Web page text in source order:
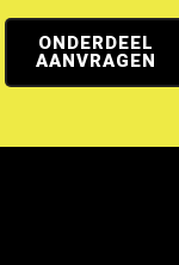
ONDERDEEL
AANVRAGEN